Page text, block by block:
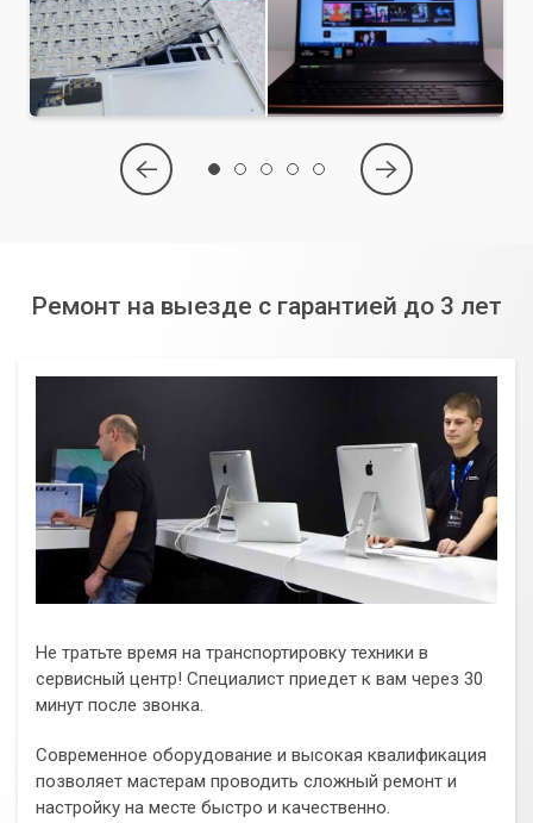
Ремонт на выезде с гарантией до 3 лет
Не тратьте время на транспортировку техники в
сервисный центр! Специалист приедет к вам через 30
минут после звонка.
Современное оборудование и высокая квалификация
позволяет мастерам проводить сложный ремонт и
настройку на месте быстро и качественно.